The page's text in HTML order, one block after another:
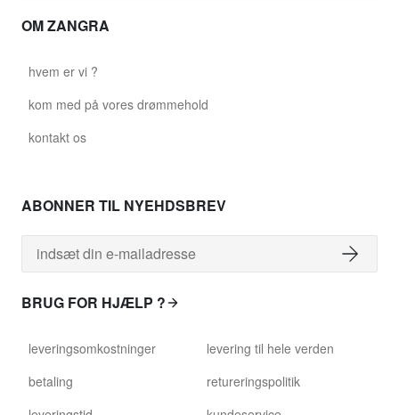
OM ZANGRA
hvem er vi ?
kom med på vores drømmehold
kontakt os
ABONNER TIL NYEHDSBREV
BRUG FOR HJÆLP ?
leveringsomkostninger
betaling
levering til hele verden
retureringspolitik